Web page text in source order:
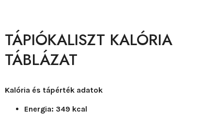
TÁPIÓKALISZT KALÓRIA
TÁBLÁZAT
Kalória és tápérték adatok
Energia: 349 kcal